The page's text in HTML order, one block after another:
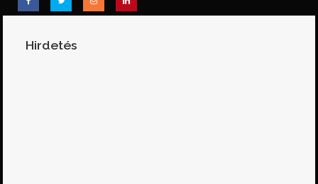
Hirdetés